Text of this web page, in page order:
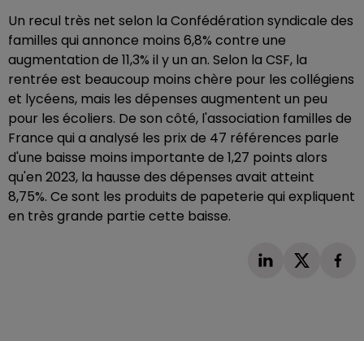
Un recul très net selon la Confédération syndicale des
familles qui annonce moins 6,8% contre une
augmentation de 11,3% il y un an. Selon la CSF, la
rentrée est beaucoup moins chère pour les collégiens
et lycéens, mais les dépenses augmentent un peu
pour les écoliers. De son côté, l'association familles de
France qui a analysé les prix de 47 références parle
d'une baisse moins importante de 1,27 points alors
qu'en 2023, la hausse des dépenses avait atteint
8,75%. Ce sont les produits de papeterie qui expliquent
en très grande partie cette baisse.